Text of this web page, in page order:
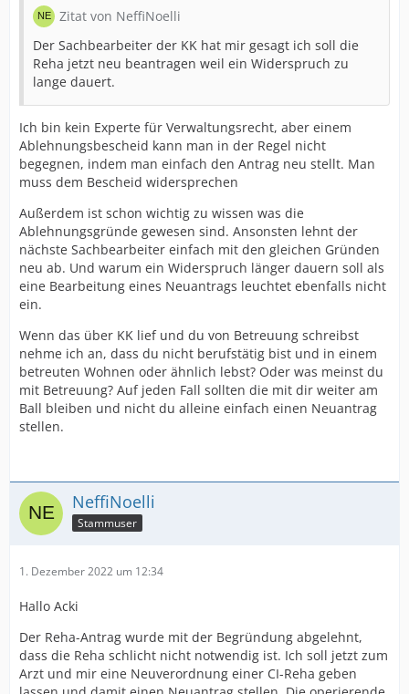
Zitat von NeffiNoelli
Der Sachbearbeiter der KK hat mir gesagt ich soll die
Reha jetzt neu beantragen weil ein Widerspruch zu
lange dauert.
Ich bin kein Experte für Verwaltungsrecht, aber einem
Ablehnungsbescheid kann man in der Regel nicht
begegnen, indem man einfach den Antrag neu stellt. Man
muss dem Bescheid widersprechen
Außerdem ist schon wichtig zu wissen was die
Ablehnungsgründe gewesen sind. Ansonsten lehnt der
nächste Sachbearbeiter einfach mit den gleichen Gründen
neu ab. Und warum ein Widerspruch länger dauern soll als
eine Bearbeitung eines Neuantrags leuchtet ebenfalls nicht
ein.
Wenn das über KK lief und du von Betreuung schreibst
nehme ich an, dass du nicht berufstätig bist und in einem
betreuten Wohnen oder ähnlich lebst? Oder was meinst du
mit Betreuung? Auf jeden Fall sollten die mit dir weiter am
Ball bleiben und nicht du alleine einfach einen Neuantrag
stellen.
NeffiNoelli
Stammuser
1. Dezember 2022 um 12:34
Hallo Acki
Der Reha-Antrag wurde mit der Begründung abgelehnt,
dass die Reha schlicht nicht notwendig ist. Ich soll jetzt zum
Arzt und mir eine Neuverordnung einer CI-Reha geben